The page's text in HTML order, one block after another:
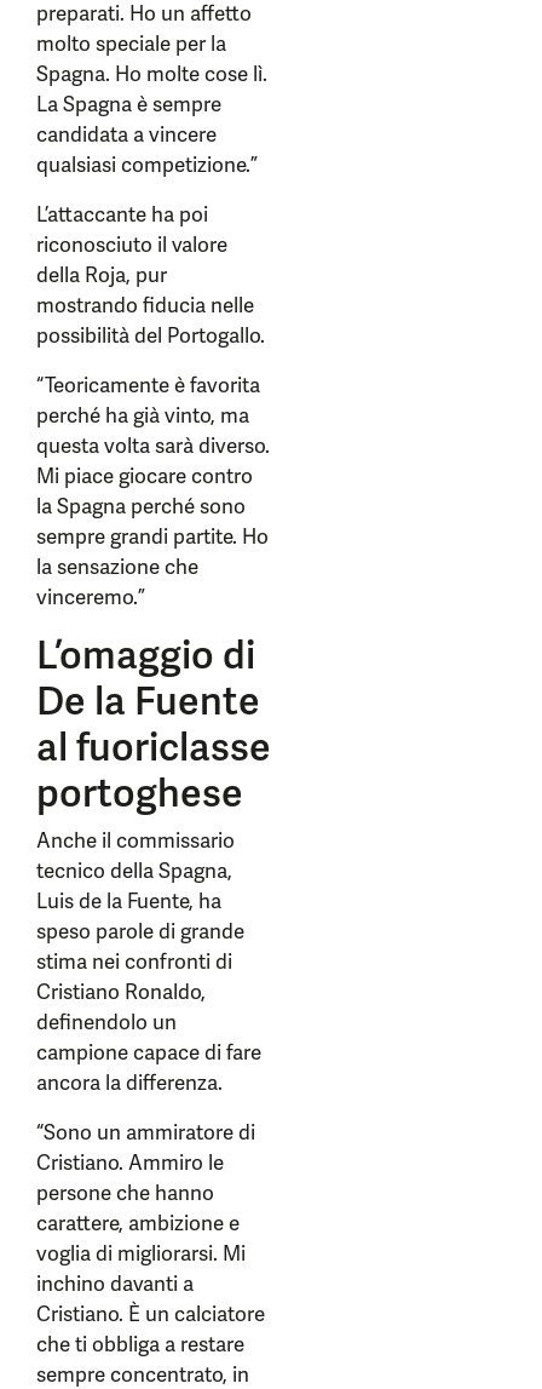
preparati. Ho un affetto
molto speciale per la
Spagna. Ho molte cose lì.
La Spagna è sempre
candidata a vincere
qualsiasi competizione.”
L’attaccante ha poi
riconosciuto il valore
della Roja, pur
mostrando fiducia nelle
possibilità del Portogallo.
“Teoricamente è favorita
perché ha già vinto, ma
questa volta sarà diverso.
Mi piace giocare contro
la Spagna perché sono
sempre grandi partite. Ho
la sensazione che
vinceremo.”
L’omaggio di
De la Fuente
al fuoriclasse
portoghese
Anche il commissario
tecnico della Spagna,
Luis de la Fuente, ha
speso parole di grande
stima nei confronti di
Cristiano Ronaldo,
definendolo un
campione capace di fare
ancora la differenza.
“Sono un ammiratore di
Cristiano. Ammiro le
persone che hanno
carattere, ambizione e
voglia di migliorarsi. Mi
inchino davanti a
Cristiano. È un calciatore
che ti obbliga a restare
sempre concentrato, in